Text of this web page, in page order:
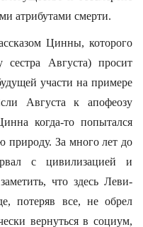
атрибутами смерти.
Цинны, которого
Августа) просит
участи на примере
Августа к апофеозу
когда-то попытался
природу. За много лет до
с цивилизацией и
что здесь Леви-
потеряв все, не обрел
вернуться в социум,